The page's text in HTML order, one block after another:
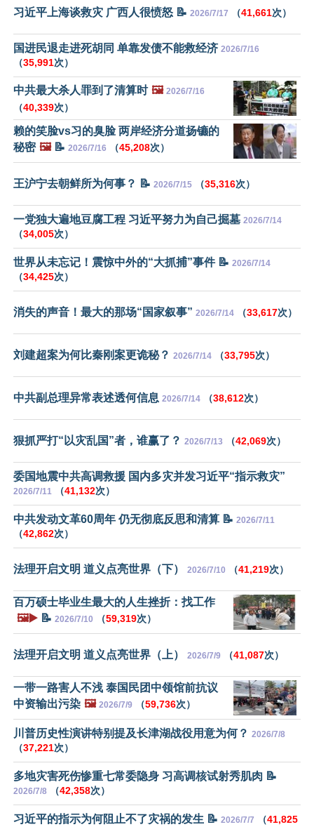
习近平上海谈救灾 广西人很愤怒 📝 2026/7/17 （41,661次）
国进民退走进死胡同 单靠发债不能救经济 2026/7/16
（35,991次）
中共最大杀人罪到了清算时 🖼️ 2026/7/16
（40,339次）
赖的笑脸vs习的臭脸 两岸经济分道扬镳的
秘密 🖼️📝 2026/7/16 （45,208次）
王沪宁去朝鲜所为何事？ 📝 2026/7/15 （35,316次）
一党独大遍地豆腐工程 习近平努力为自己掘墓 2026/7/14
（34,005次）
世界从未忘记！震惊中外的“大抓捕”事件 📝 2026/7/14
（34,425次）
消失的声音！最大的那场“国家叙事” 2026/7/14 （33,617次）
刘建超案为何比秦刚案更诡秘？ 2026/7/14 （33,795次）
中共副总理异常表述透何信息 2026/7/14 （38,612次）
狠抓严打“以灾乱国”者，谁赢了？ 2026/7/13 （42,069次）
委国地震中共高调救援 国内多灾并发习近平“指示救灾”
2026/7/11 （41,132次）
中共发动文革60周年 仍无彻底反思和清算 📝 2026/7/11
（42,862次）
法理开启文明 道义点亮世界（下） 2026/7/10 （41,219次）
百万硕士毕业生最大的人生挫折：找工作
🖼️▶️ 📝 2026/7/10 （59,319次）
法理开启文明 道义点亮世界（上） 2026/7/9 （41,087次）
一带一路害人不浅 泰国民团中领馆前抗议
中资输出污染 🖼️ 2026/7/9 （59,736次）
川普历史性演讲特别提及长津湖战役用意为何？ 2026/7/8
（37,221次）
多地灾害死伤惨重七常委隐身 习高调核试射秀肌肉 📝
2026/7/8 （42,358次）
习近平的指示为何阻止不了灾祸的发生 📝 2026/7/7 （41,825